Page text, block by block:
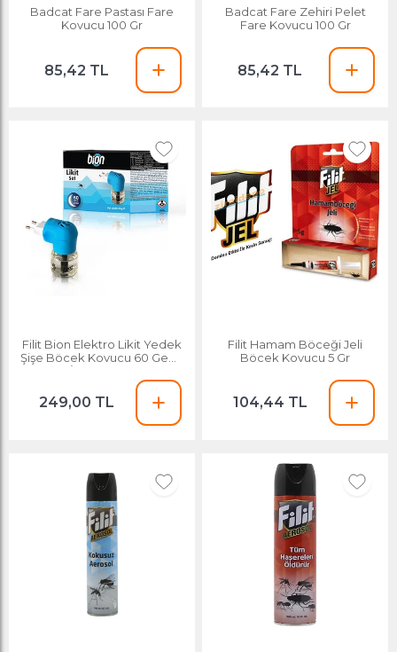
Badcat Fare Pastası Fare
Kovucu 100 Gr
85,42 TL
Badcat Fare Zehiri Pelet
Fare Kovucu 100 Gr
85,42 TL
Filit Bion Elektro Likit Yedek
Şişe Böcek Kovucu 60 Gece
+ İsıtıcı Makina
249,00 TL
Filit Hamam Böceği Jeli
Böcek Kovucu 5 Gr
104,44 TL